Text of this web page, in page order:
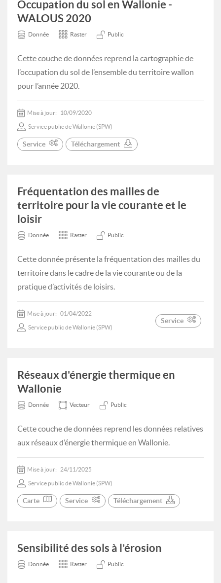
Occupation du sol en Wallonie -
WALOUS 2020
Donnée Raster Public
Cette couche de données reprend la cartographie de
l’occupation du sol de l’ensemble du territoire wallon
pour l’année 2020.
Mise à jour: 10/09/2020
Service public de Wallonie (SPW)
Service Téléchargement
Fréquentation des mailles de
territoire pour la vie courante et le
loisir
Donnée Raster Public
Cette donnée présente la fréquentation des mailles du
territoire dans le cadre de la vie courante ou de la
pratique d’activités de loisirs.
Mise à jour: 01/04/2022
Service public de Wallonie (SPW)
Service
Réseaux d'énergie thermique en
Wallonie
Donnée Vecteur Public
Cette couche de données reprend les données relatives
aux réseaux d’énergie thermique en Wallonie.
Mise à jour: 24/11/2025
Service public de Wallonie (SPW)
Carte Service Téléchargement
Sensibilité des sols à l’érosion
Donnée Raster Public